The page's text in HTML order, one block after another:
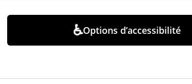
♿Options d’accessibilité